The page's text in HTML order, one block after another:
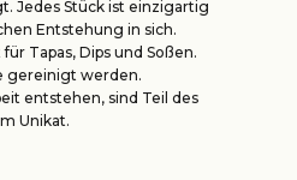
Jedes Stück ist einzigartig
Entstehung in sich.
Tapas, Dips und Soßen.
gereinigt werden.
entstehen, sind Teil des
Unikat.